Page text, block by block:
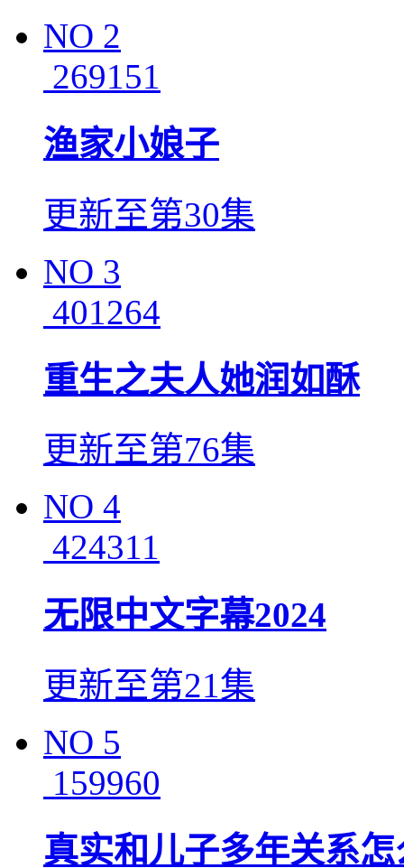
NO 2
269151
渔家小娘子
更新至第30集
NO 3
401264
重生之夫人她润如酥
更新至第76集
NO 4
424311
无限中文字幕2024
更新至第21集
NO 5
159960
真实和儿子多年关系怎